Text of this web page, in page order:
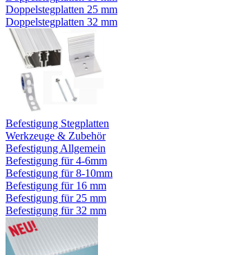
Doppelstegplatten 25 mm
Doppelstegplatten 32 mm
Befestigung Stegplatten
Werkzeuge & Zubehör
Befestigung Allgemein
Befestigung für 4-6mm
Befestigung für 8-10mm
Befestigung für 16 mm
Befestigung für 25 mm
Befestigung für 32 mm